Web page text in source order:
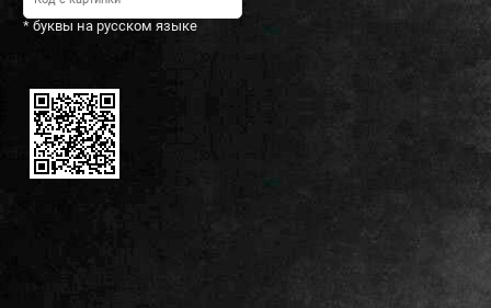
* буквы на русском языке